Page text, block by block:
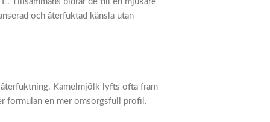
och återfuktad känsla utan
återfuktning. Kamelmjölk lyfts ofta fram
formulan en mer omsorgsfull profil.